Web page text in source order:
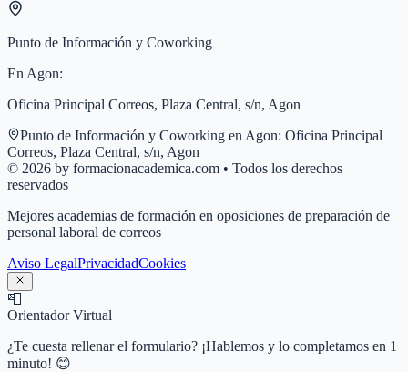
Punto de Información y Coworking
En Agon:
Oficina Principal Correos, Plaza Central, s/n, Agon
Punto de Información y Coworking en Agon: Oficina Principal
Correos, Plaza Central, s/n, Agon
© 2026 by formacionacademica.com • Todos los derechos
reservados
Mejores academias de formación en oposiciones de preparación de
personal laboral de correos
Aviso LegalPrivacidadCookies
📮
Orientador Virtual
¿Te cuesta rellenar el formulario? ¡Hablemos y lo completamos en 1
minuto! 😊